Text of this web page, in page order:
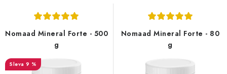
r
d
p
o
Nomaad Mineral Forte - 500
g
9 %
Nomaad Mineral Forte - 80
g